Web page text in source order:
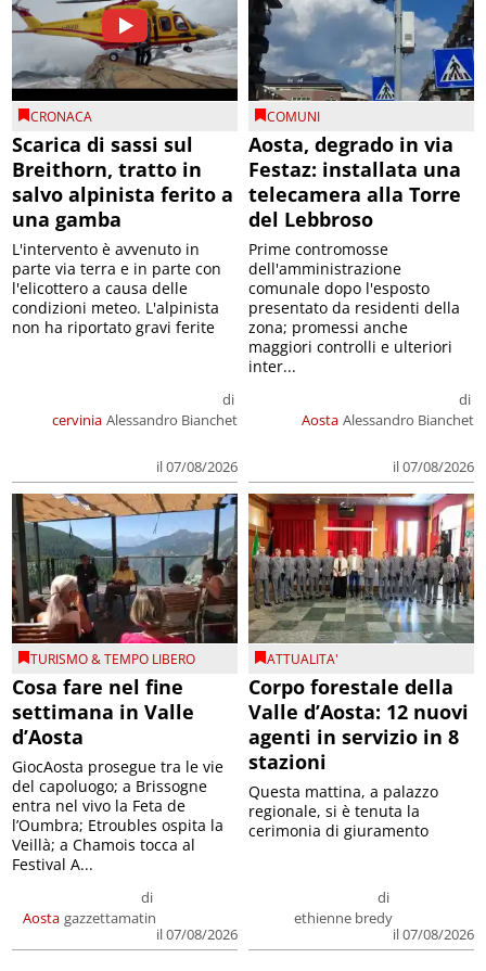
CRONACA
Scarica di sassi sul
Breithorn, tratto in
salvo alpinista ferito a
una gamba
cervinia
di
Alessandro Bianchet
il 07/08/2026
L'intervento è avvenuto in
parte via terra e in parte con
l'elicottero a causa delle
condizioni meteo. L'alpinista
non ha riportato gravi ferite
COMUNI
Aosta, degrado in via
Festaz: installata una
telecamera alla Torre
del Lebbroso
Aosta
di
Alessandro Bianchet
il 07/08/2026
Prime contromosse
dell'amministrazione
comunale dopo l'esposto
presentato da residenti della
zona; promessi anche
maggiori controlli e ulteriori
inter...
TURISMO & TEMPO LIBERO
Cosa fare nel fine
settimana in Valle
d’Aosta
Aosta
di
gazzettamatin
il 07/08/2026
GiocAosta prosegue tra le vie
del capoluogo; a Brissogne
entra nel vivo la Feta de
l’Oumbra; Etroubles ospita la
Veillà; a Chamois tocca al
Festival A...
ATTUALITA'
Corpo forestale della
Valle d’Aosta: 12 nuovi
agenti in servizio in 8
stazioni
di
ethienne bredy
il 07/08/2026
Questa mattina, a palazzo
regionale, si è tenuta la
cerimonia di giuramento